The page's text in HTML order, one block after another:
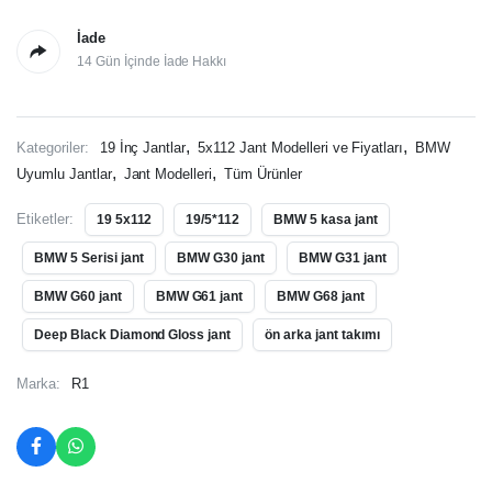
İade
14 Gün İçinde İade Hakkı
Kategoriler: 19 İnç Jantlar, 5x112 Jant Modelleri ve Fiyatları,
BMW
Uyumlu Jantlar, Jant Modelleri, Tüm Ürünler
Etiketler: 19 5x112 19/5*112 BMW 5 kasa jant
BMW 5 Serisi jant BMW G30 jant BMW G31 jant
BMW G60 jant BMW G61 jant BMW G68 jant
Deep Black Diamond Gloss jant ön arka jant takımı
Marka: R1